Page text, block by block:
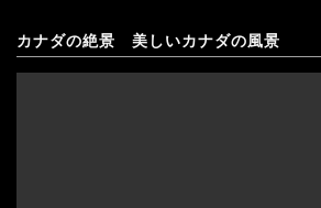
カナダの絶景 美しいカナダの風景